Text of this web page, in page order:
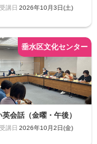
2026年10月3日(土)
会話（金曜・午後）
2026年10月2日(金)